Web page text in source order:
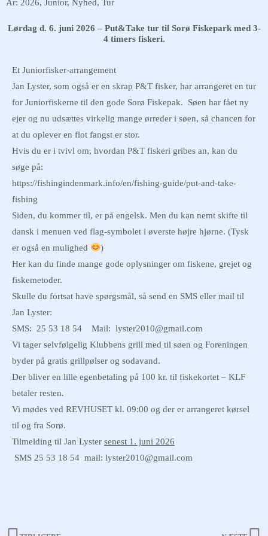
År: 2026, Junior, Nyhed, Tur
Lørdag d. 6. juni 2026 – Put&Take tur til Sorø Fiskepark med 3-
4 timers fiskeri.
Et Juniorfisker-arrangement
Jan Lyster, som også er en skrap P&T fisker, har arrangeret en tur
for Juniorfiskerne til den gode Sorø Fiskepak. Søen har fået ny
ejer og nu udsættes virkelig mange ørreder i søen, så chancen for
at du oplever en flot fangst er stor.
Hvis du er i tvivl om, hvordan P&T fiskeri gribes an, kan du
søge på:
https://fishingindenmark.info/en/fishing-guide/put-and-take-
fishing
Siden, du kommer til, er på engelsk. Men du kan nemt skifte til
dansk i menuen ved flag-symbolet i øverste højre hjørne. (Tysk
er også en mulighed
)
Her kan du finde mange gode oplysninger om fiskene, grejet og
fiskemetoder.
Skulle du fortsat have spørgsmål, så send en SMS eller mail til
Jan Lyster:
SMS: 25 53 18 54 Mail: lyster2010@gmail.com
Vi tager selvfølgelig Klubbens grill med til søen og Foreningen
byder på gratis grillpølser og sodavand.
Der bliver en lille egenbetaling på 100 kr. til fiskekortet – KLF
betaler resten.
Vi mødes ved REVHUSET kl. 09:00 og der er arrangeret kørsel
til og fra Sorø.
Tilmelding til Jan Lyster senest 1. juni 2026
SMS 25 53 18 54 mail: lyster2010@gmail.com